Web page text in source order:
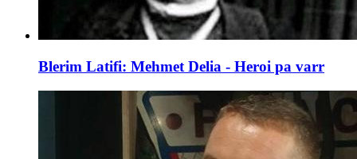
Blerim Latifi: Mehmet Delia - Heroi pa varr